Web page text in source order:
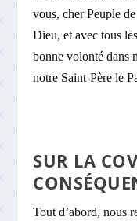
vous, cher Peuple
Dieu, et avec tous
bonne volonté dans
notre Saint-Père le
SUR LA
Tout d’abord, nous